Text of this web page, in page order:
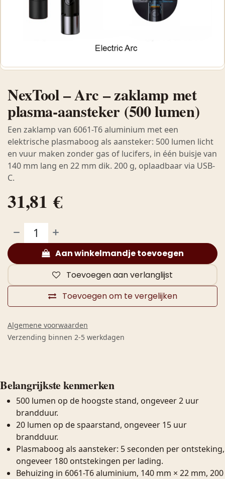
NexTool – Arc – zaklamp met
plasma-aansteker (500 lumen)
Een zaklamp van 6061-T6 aluminium met een
elektrische plasmaboog als aansteker: 500 lumen licht
en vuur maken zonder gas of lucifers, in één buisje van
140 mm lang en 22 mm dik. 200 g, oplaadbaar via USB-
C.
31,81 €
Aan winkelmandje toevoegen
Toevoegen om te vergelijken
Toevoegen aan verlanglijst
Algemene voorwaarden
Verzending binnen 2-5 werkdagen
Belangrijkste kenmerken
500 lumen op de hoogste stand, ongeveer 2 uur
brandduur.
20 lumen op de spaarstand, ongeveer 15 uur
brandduur.
Plasmaboog als aansteker: 5 seconden per ontsteking,
ongeveer 180 ontstekingen per lading.
Behuizing in 6061-T6 aluminium, 140 mm × 22 mm, 200